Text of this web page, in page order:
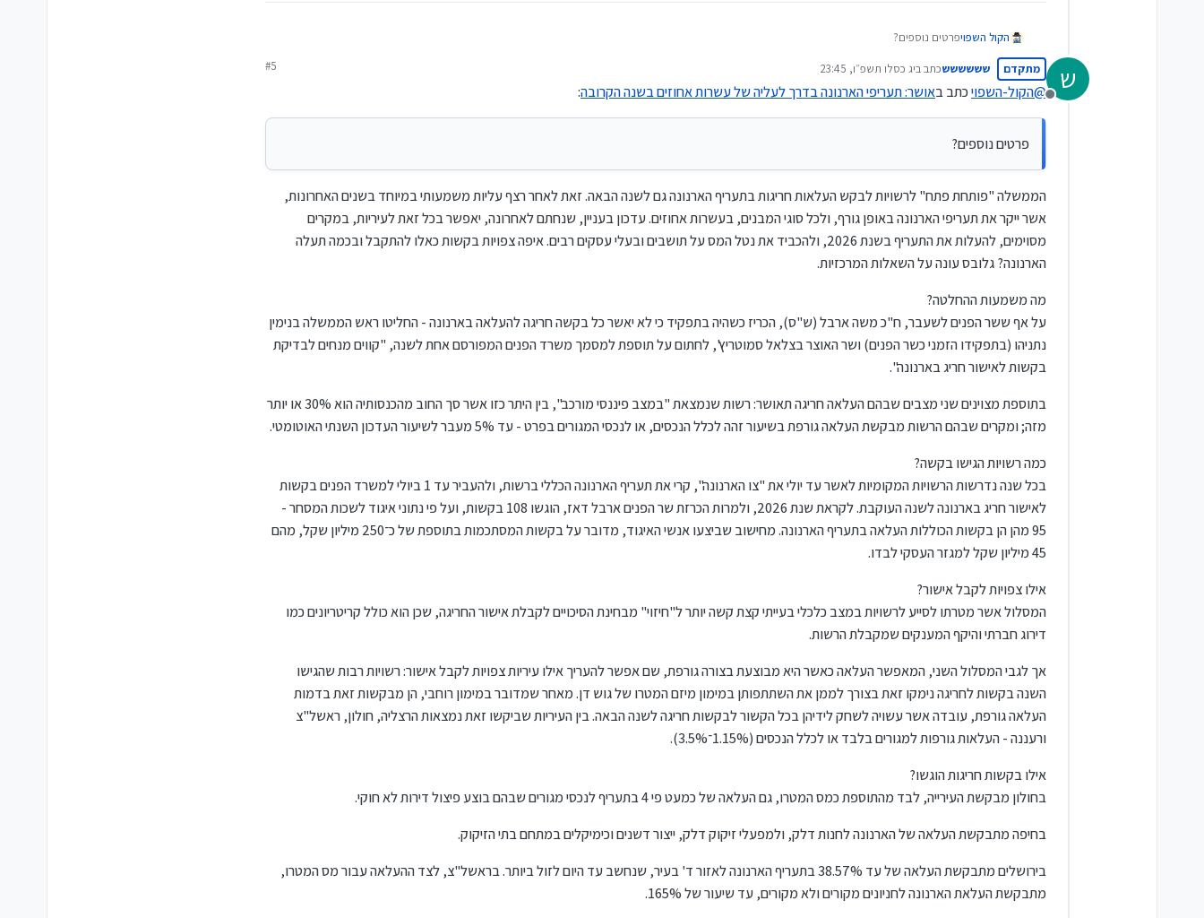
הקול השפויפרטים נוספים?
ש
מנותק
מתקדם ששששששכתב ביג כסלו תשפ״ו, 23:45
נערך לאחרונה על ידי
#5
@הקול-השפויכתב באושר: תעריפי הארנונה בדרך לעליה של עשרות אחוזים בשנה הקרובה:
פרטים נוספים?
הממשלה "פותחת פתח" לרשויות לבקש העלאות חריגות בתעריף הארנונה גם לשנה הבאה. זאת לאחר רצף עליות משמעותי במיוחד בשנים האחרונות,
אשר ייקר את תעריפי הארנונה באופן גורף, ולכל סוגי המבנים, בעשרות אחוזים. עדכון בעניין, שנחתם לאחרונה, יאפשר בכל זאת לעיריות, במקרים
מסוימים, להעלות את התעריף בשנת 2026, ולהכביד את נטל המס על תושבים ובעלי עסקים רבים. איפה צפויות בקשות כאלו להתקבל ובכמה תעלה
הארנונה? גלובס עונה על השאלות המרכזיות.
מה משמעות ההחלטה?
על אף ששר הפנים לשעבר, ח"כ משה ארבל (ש"ס), הכריז כשהיה בתפקיד כי לא יאשר כל בקשה חריגה להעלאה בארנונה - החליטו ראש הממשלה בנימין
נתניהו (בתפקידו הזמני כשר הפנים) ושר האוצר בצלאל סמוטריץ', לחתום על תוספת למסמך משרד הפנים המפורסם אחת לשנה, "קווים מנחים לבדיקת
בקשות לאישור חריג בארנונה".
בתוספת מצוינים שני מצבים שבהם העלאה חריגה תאושר: רשות שנמצאת "במצב פיננסי מורכב", בין היתר כזו אשר סך החוב מהכנסותיה הוא 30% או יותר
מזה; ומקרים שבהם הרשות מבקשת העלאה גורפת בשיעור זהה לכלל הנכסים, או לנכסי המגורים בפרט - עד 5% מעבר לשיעור העדכון השנתי האוטומטי.
כמה רשויות הגישו בקשה?
בכל שנה נדרשות הרשויות המקומיות לאשר עד יולי את "צו הארנונה", קרי את תעריף הארנונה הכללי ברשות, ולהעביר עד 1 ביולי למשרד הפנים בקשות
לאישור חריג בארנונה לשנה העוקבת. לקראת שנת 2026, ולמרות הכרזת שר הפנים ארבל דאז, הוגשו 108 בקשות, ועל פי נתוני איגוד לשכות המסחר -
95 מהן הן בקשות הכוללות העלאה בתעריף הארנונה. מחישוב שביצעו אנשי האיגוד, מדובר על בקשות המסתכמות בתוספת של כ־250 מיליון שקל, מהם
45 מיליון שקל למגזר העסקי לבדו.
אילו צפויות לקבל אישור?
המסלול אשר מטרתו לסייע לרשויות במצב כלכלי בעייתי קצת קשה יותר ל"חיזוי" מבחינת הסיכויים לקבלת אישור החריגה, שכן הוא כולל קריטריונים כמו
דירוג חברתי והיקף המענקים שמקבלת הרשות.
אך לגבי המסלול השני, המאפשר העלאה כאשר היא מבוצעת בצורה גורפת, שם אפשר להעריך אילו עיריות צפויות לקבל אישור: רשויות רבות שהגישו
השנה בקשות לחריגה נימקו זאת בצורך לממן את השתתפותן במימון מיזם המטרו של גוש דן. מאחר שמדובר במימון רוחבי, הן מבקשות זאת בדמות
העלאה גורפת, עובדה אשר עשויה לשחק לידיהן בכל הקשור לבקשות חריגה לשנה הבאה. בין העיריות שביקשו זאת נמצאות הרצליה, חולון, ראשל"צ
ורעננה - העלאות גורפות למגורים בלבד או לכלל הנכסים (1.15%־3.5%).
אילו בקשות חריגות הוגשו?
בחולון מבקשת העירייה, לבד מהתוספת כמס המטרו, גם העלאה של כמעט פי 4 בתעריף לנכסי מגורים שבהם בוצע פיצול דירות לא חוקי.
בחיפה מתבקשת העלאה של הארנונה לחנות דלק, ולמפעלי זיקוק דלק, ייצור דשנים וכימיקלים במתחם בתי הזיקוק.
בירושלים מתבקשת העלאה של עד 38.57% בתעריף הארנונה לאזור ד' בעיר, שנחשב עד היום לזול ביותר. בראשל"צ, לצד ההעלאה עבור מס המטרו,
מתבקשת העלאת הארנונה לחניונים מקורים ולא מקורים, עד שיעור של 165%.